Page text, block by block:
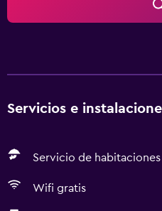
Servicios e
Servicio de habitaciones
Wifi gratis